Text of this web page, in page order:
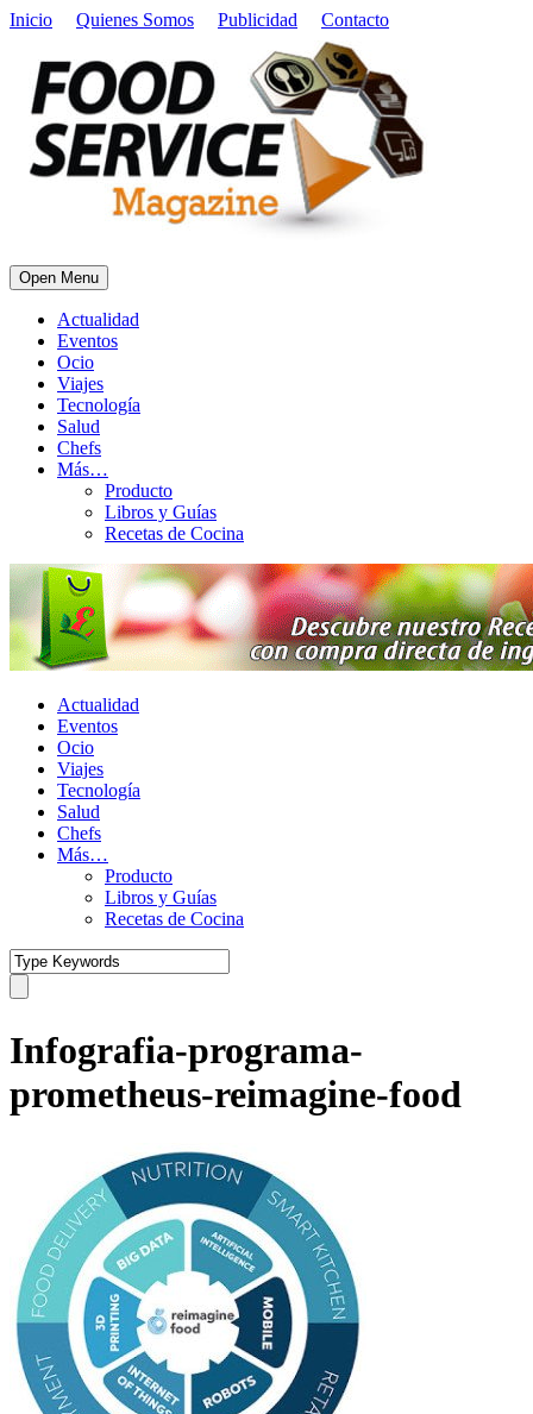
Inicio Quienes Somos Publicidad Contacto
Open Menu
Actualidad
Eventos
Ocio
Viajes
Tecnología
Salud
Chefs
Más…
Producto
Libros y Guías
Recetas de Cocina
Actualidad
Eventos
Ocio
Viajes
Tecnología
Salud
Chefs
Más…
Producto
Libros y Guías
Recetas de Cocina
Infografia-programa-
prometheus-reimagine-food